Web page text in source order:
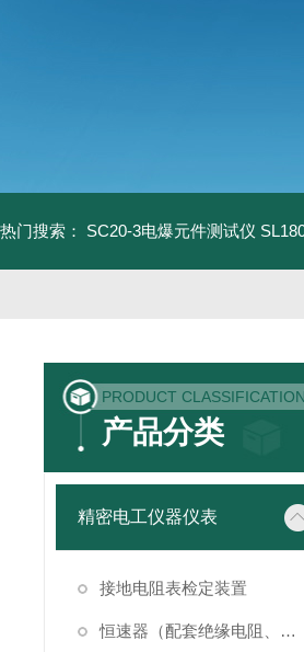
热门搜索： SC20-3电爆元件测试仪
PRODUCT CLASSIFICATION
产品分类
精密电工仪器仪表
接地电阻表检定装置
恒速器（配套绝缘电阻、接地电阻表检定）